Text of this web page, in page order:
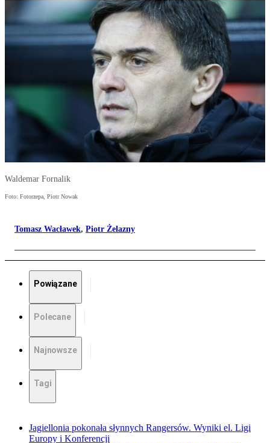
Waldemar Fornalik
Foto: Fotorzepa, Piotr Nowak
Tomasz Wacławek, Piotr Żelazny
Powiązane
Polecane
Najnowsze
Tagi
Jagiellonia pokonała słynnych Rangersów. Wyniki el. Ligi
Europy i Konferencji